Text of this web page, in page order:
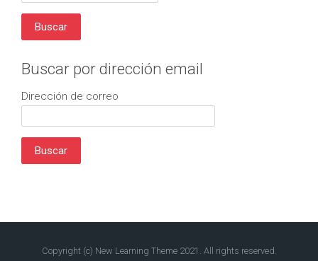
Buscar por dirección email
Dirección de correo
Copyright (c) New Learning Theme 2021. All rights reserved.